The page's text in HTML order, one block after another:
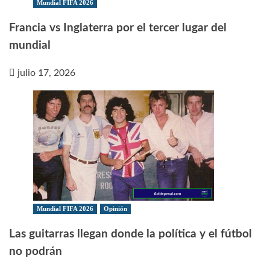
Mundial FIFA 2026
Francia vs Inglaterra por el tercer lugar del
mundial
julio 17, 2026
Mundial FIFA 2026 Opinión
Las guitarras llegan donde la política y el fútbol
no podrán